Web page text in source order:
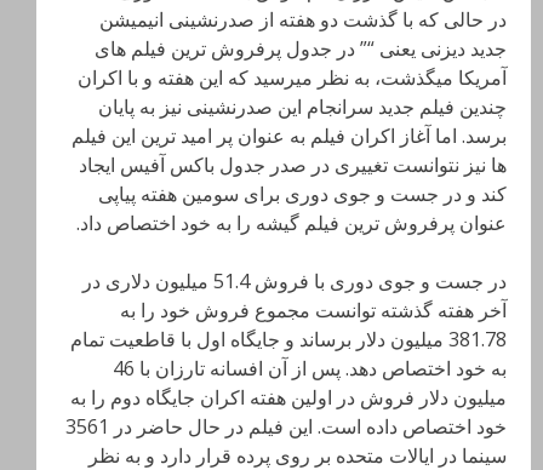
در حالی که با گذشت دو هفته از صدرنشینی انیمیشن
جدید دیزنی یعنی “” در جدول پرفروش ترین فیلم های
آمریکا میگذشت، به نظر میرسید که این هفته و با اکران
چندین فیلم جدید سرانجام این صدرنشینی نیز به پایان
برسد. اما آغاز اکران فیلم به عنوان پر امید ترین این فیلم
ها نیز نتوانست تغییری در صدر جدول باکس آفیس ایجاد
کند و در جست و جوی دوری برای سومین هفته پیاپی
عنوان پرفروش ترین فیلم گیشه را به خود اختصاص داد.
در جست و جوی دوری با فروش 51.4 میلیون دلاری در
آخر هفته گذشته توانست مجموع فروش خود را به
381.78 میلیون دلار برساند و جایگاه اول با قاطعیت تمام
به خود اختصاص دهد. پس از آن افسانه تارزان با 46
میلیون دلار فروش در اولین هفته اکران جایگاه دوم را به
خود اختصاص داده است. این فیلم در حال حاضر در 3561
سینما در ایالات متحده بر روی پرده قرار دارد و به نظر